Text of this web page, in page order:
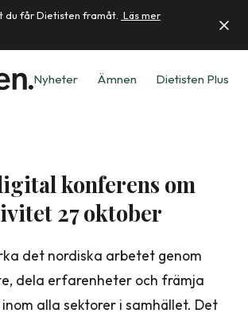
du får Dietisten framåt. Läs mer
Nyheter Ämnen Dietisten Plus
konferens om
27 oktober
det nordiska arbetet genom
dela erfarenheter och främja
alla sektorer i samhället. Det